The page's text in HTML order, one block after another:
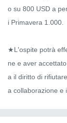
o su 800 USD a
i Primavera 1.000.
★L'ospite potrà
ne e aver
a il diritto di
a collaborazione e